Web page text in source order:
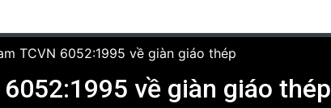
TCVN 6052:1995 về giàn giáo thép
về giàn giáo thép